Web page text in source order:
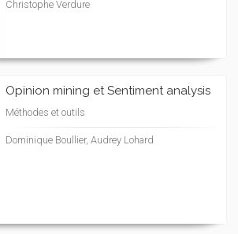
Christophe Verdure
Opinion mining et Sentiment analysis
Méthodes et outils
Dominique Boullier, Audrey Lohard